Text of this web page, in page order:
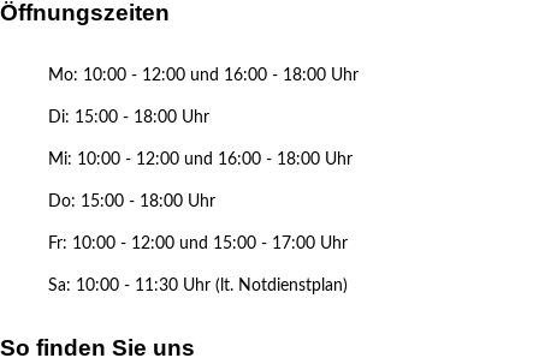
Öffnungszeiten
Mo: 10:00 - 12:00 und 16:00 - 18:00 Uhr
Di: 15:00 - 18:00 Uhr
Mi: 10:00 - 12:00 und 16:00 - 18:00 Uhr
Do: 15:00 - 18:00 Uhr
Fr: 10:00 - 12:00 und 15:00 - 17:00 Uhr
Sa: 10:00 - 11:30 Uhr (lt. Notdienstplan)
So finden Sie uns